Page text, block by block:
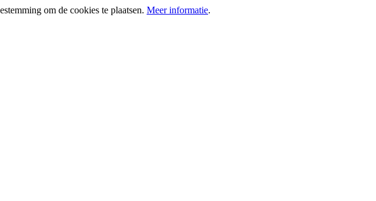
om de cookies te plaatsen. Meer informatie.